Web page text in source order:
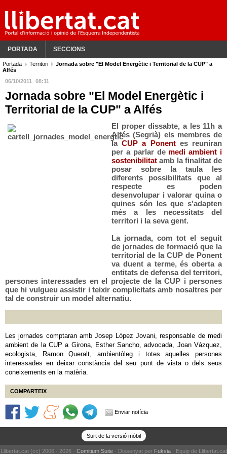
PORTADA SECCIONS
Portada Territori
Jornada sobre "El Model Energètic i Territorial de la CUP" a
Alfés
06/10/2011
08:11
Jornada sobre "El Model Energètic i
Territorial de la CUP" a Alfés
El proper dissabte, a les 11h a
Alfés (Segrià) els membres de
laCUP a Ponentes reuniran
per a parlar de medi ambient i
sostenibilitat amb la finalitat de
posar sobre la taula les
diferents possibilitats que al
respecte es poden
desenvolupar i valorar quina o
quines són les que s'adapten
més a les necessitats del
territori i la seva gent.
La jornada, com tot el seguit
de jornades de formació que la
territorial de la CUP de Ponent
va duent a terme, és oberta a
entitats de defensa del territori,
persones interessades en el projecte de la CUP i persones
que hi vulgueu assistir i teixir complicitats amb nosaltres per
tal de construir un model alternatiu.
Les jornades comptaran amb Josep López Jovani, responsable de medi
ambient de la CUP a Girona, Esther Sancho, advocada, Joan Vázquez,
ecologista, Ramon Queralt, ambientòleg i totes aquelles persones
interessades en deixar constància del seu punt de vista o dels seus
coneixements en la matèria.
COMPARTEIX
Enviar notícia
Surt de la versió mòbil
Llibertat.cat (cc) 2006 - 2026 · Comitium Suite· Dissenyat per Fuksia· Equip de Llibertat.cat